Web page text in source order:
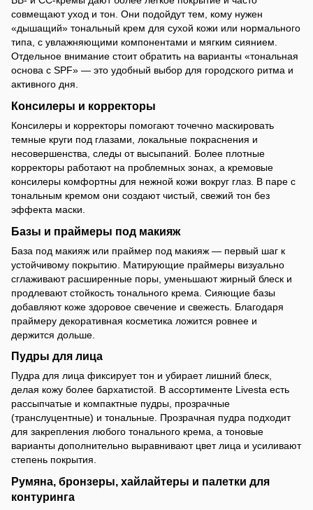
совмещают уход и тон. Они подойдут тем, кому нужен
«дышащий» тональный крем для сухой кожи или нормального
типа, с увлажняющими компонентами и мягким сиянием.
Отдельное внимание стоит обратить на варианты «тональная
основа с SPF» — это удобный выбор для городского ритма и
активного дня.
Консилеры и корректоры
Консилеры и корректоры помогают точечно маскировать
темные круги под глазами, локальные покраснения и
несовершенства, следы от высыпаний. Более плотные
корректоры работают на проблемных зонах, а кремовые
консилеры комфортны для нежной кожи вокруг глаз. В паре с
тональным кремом они создают чистый, свежий тон без
эффекта маски.
Базы и праймеры под макияж
База под макияж или праймер под макияж — первый шаг к
устойчивому покрытию. Матирующие праймеры визуально
сглаживают расширенные поры, уменьшают жирный блеск и
продлевают стойкость тонального крема. Сияющие базы
добавляют коже здоровое свечение и свежесть. Благодаря
праймеру декоративная косметика ложится ровнее и
держится дольше.
Пудры для лица
Пудра для лица фиксирует тон и убирает лишний блеск,
делая кожу более бархатистой. В ассортименте Livesta есть
рассыпчатые и компактные пудры, прозрачные
(транслуцентные) и тональные. Прозрачная пудра подходит
для закрепления любого тонального крема, а тоновые
варианты дополнительно выравнивают цвет лица и усиливают
степень покрытия.
Румяна, бронзеры, хайлайтеры и палетки для
контуринга